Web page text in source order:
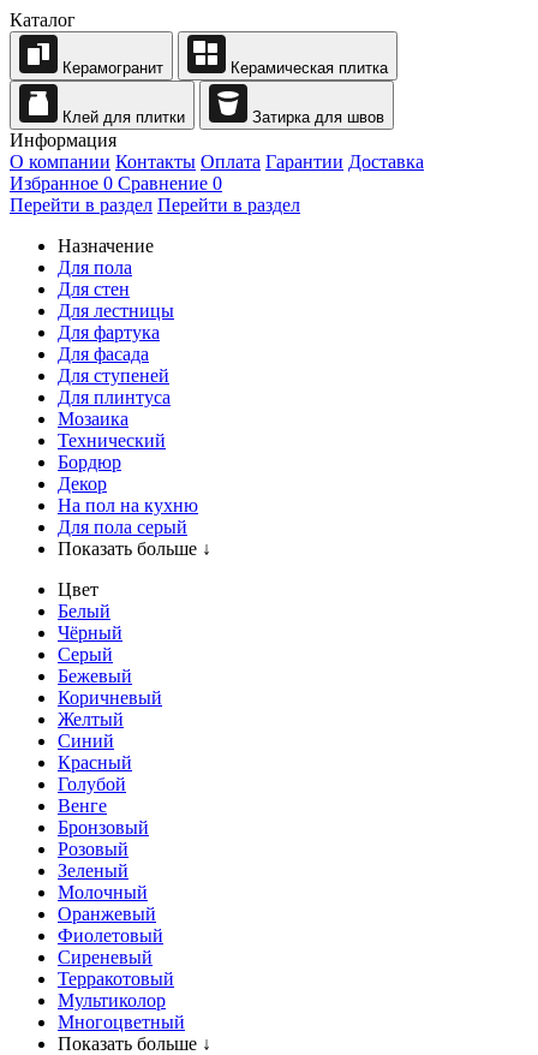
Каталог
Керамогранит Керамическая плитка
Клей для плитки Затирка для швов
Информация
О компании Контакты Оплата Гарантии Доставка
Избранное 0 Сравнение 0
Перейти в раздел Перейти в раздел
Назначение
Для пола
Для стен
Для лестницы
Для фартука
Для фасада
Для ступеней
Для плинтуса
Мозаика
Технический
Бордюр
Декор
На пол на кухню
Для пола серый
Показать больше ↓
Цвет
Белый
Чёрный
Серый
Бежевый
Коричневый
Желтый
Синий
Красный
Голубой
Венге
Бронзовый
Розовый
Зеленый
Молочный
Оранжевый
Фиолетовый
Сиреневый
Терракотовый
Мультиколор
Многоцветный
Показать больше ↓